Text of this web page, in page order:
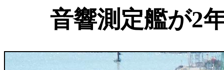
音響測定艦が2